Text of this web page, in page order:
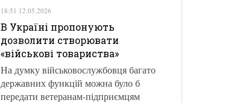
18:51 12.05.2026
В Україні пропонують
дозволити створювати
«військові товариства»
На думку військовослужбовця багато
державних функцій можна було б
передати ветеранам-підприємцям